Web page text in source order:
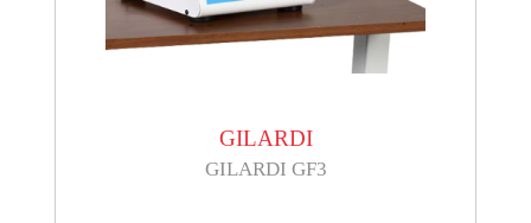
GILARDI
GILARDI GF3